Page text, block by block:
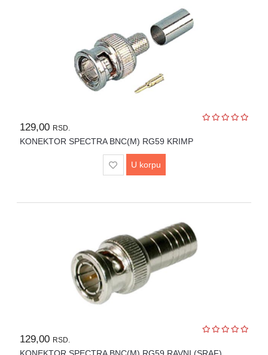
129,00 RSD.
KONEKTOR SPECTRA BNC(M) RG59 KRIMP
U korpu
129,00 RSD.